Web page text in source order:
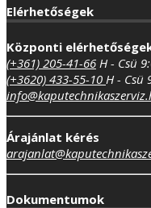
Elérhetőségek
Központi
(+361) 205-41-66 H - Csü
(+3620) 433-55-10 H - Csü
Árajánlat kérés
Dokumentumok